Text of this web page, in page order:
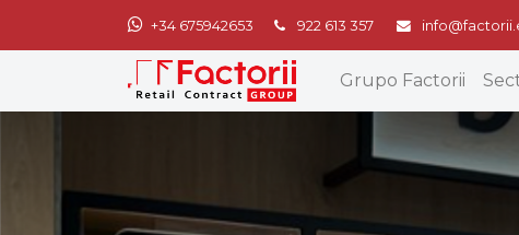
+34 675942653 922 613 357
Grupo Factorii